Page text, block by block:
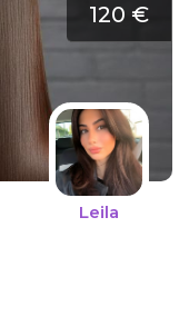
120 €
Leila